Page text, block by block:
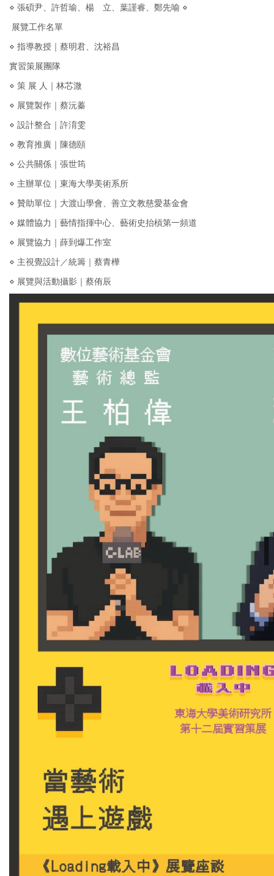
⋄ 張碩尹、許哲瑜、楊 立、葉謹睿、鄭先喻 ⋄
展覽工作名單
⋄ 指導教授｜蔡明君、沈裕昌
實習策展團隊
⋄ 策 展 人｜林芯溦
⋄ 展覽製作｜蔡沅蓁
⋄ 設計整合｜許淯雯
⋄ 教育推廣｜陳德頤
⋄ 公共關係｜張世筠
⋄ 主辦單位｜東海大學美術系所
⋄ 贊助單位｜大渡山學會、善立文教慈愛基金會
⋄ 媒體協力｜藝情指揮中心、藝術史抬槓第一頻道
⋄ 展覽協力｜薛到爆工作室
⋄ 主視覺設計／統籌｜蔡青樺
⋄ 展覽與活動攝影｜蔡侑辰